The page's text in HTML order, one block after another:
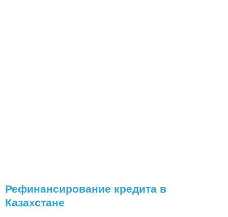
Рефинансирование кредита в
Казахстане